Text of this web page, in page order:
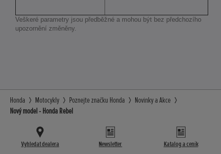
Veškeré parametry jsou předběžné a mohou být bez předchozího
upozornění změněny.
Honda Motocykly Poznejte značku Honda
Novinky a Akce
Nový model - Honda Rebel
Vyhledat dealera Newsletter Katalog a ceník